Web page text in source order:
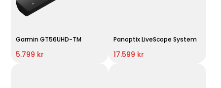
Garmin GT56UHD-TM
5.799 kr
Panoptix LiveScope System
17.599 kr